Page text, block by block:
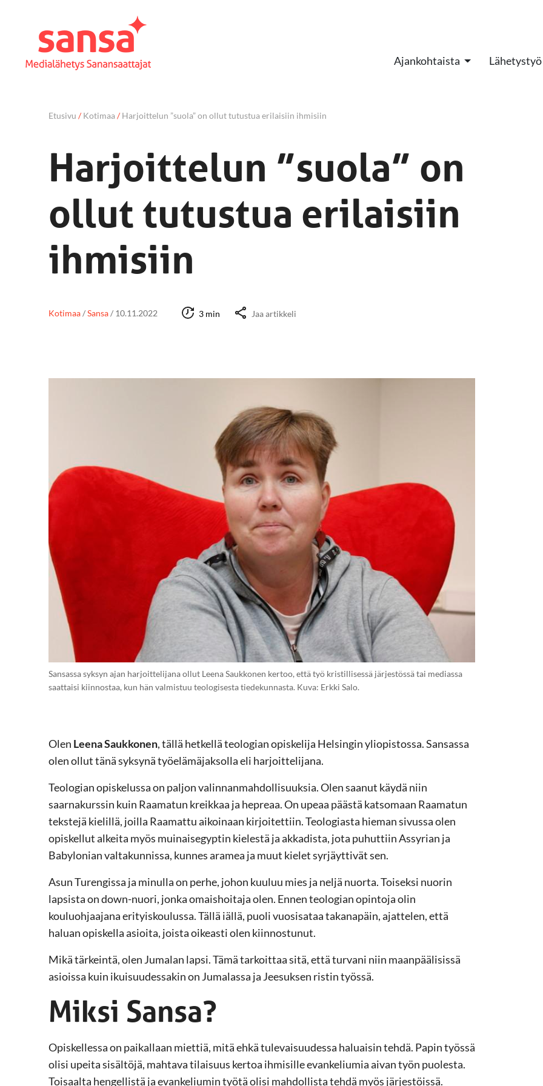
Ajankohtaista Lähetystyö
Etusivu /Kotimaa/Harjoittelun ”suola” on ollut tutustua erilaisiin ihmisiin
Harjoittelun ”suola” on
ollut tutustua erilaisiin
ihmisiin
Kotimaa/Sansa/ 10.11.2022 3 min Jaa artikkeli
Sansassa syksyn ajan harjoittelijana ollut Leena Saukkonen kertoo, että työ kristillisessä järjestössä tai mediassa
saattaisi kiinnostaa, kun hän valmistuu teologisesta tiedekunnasta. Kuva: Erkki Salo.
Olen Leena Saukkonen, tällä hetkellä teologian opiskelija Helsingin yliopistossa. Sansassa
olen ollut tänä syksynä työelämäjaksolla eli harjoittelijana.
Teologian opiskelussa on paljon valinnanmahdollisuuksia. Olen saanut käydä niin
saarnakurssin kuin Raamatun kreikkaa ja hepreaa. On upeaa päästä katsomaan Raamatun
tekstejä kielillä, joilla Raamattu aikoinaan kirjoitettiin. Teologiasta hieman sivussa olen
opiskellut alkeita myös muinaisegyptin kielestä ja akkadista, jota puhuttiin Assyrian ja
Babylonian valtakunnissa, kunnes aramea ja muut kielet syrjäyttivät sen.
Asun Turengissa ja minulla on perhe, johon kuuluu mies ja neljä nuorta. Toiseksi nuorin
lapsista on down-nuori, jonka omaishoitaja olen. Ennen teologian opintoja olin
kouluohjaajana erityiskoulussa. Tällä iällä, puoli vuosisataa takanapäin, ajattelen, että
haluan opiskella asioita, joista oikeasti olen kiinnostunut.
Mikä tärkeintä, olen Jumalan lapsi. Tämä tarkoittaa sitä, että turvani niin maanpäälisissä
asioissa kuin ikuisuudessakin on Jumalassa ja Jeesuksen ristin työssä.
Miksi Sansa?
Opiskellessa on paikallaan miettiä, mitä ehkä tulevaisuudessa haluaisin tehdä. Papin työssä
olisi upeita sisältöjä, mahtava tilaisuus kertoa ihmisille evankeliumia aivan työn puolesta.
Toisaalta hengellistä ja evankeliumin työtä olisi mahdollista tehdä myös järjestöissä.